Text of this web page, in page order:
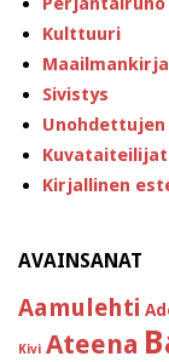
Kulttuuri
Sivistys
Kuvataiteilijat
Kirjallinen
AVAINSANAT
Aamulehti
Kivi Ateena